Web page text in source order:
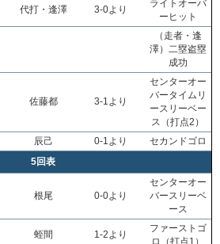
代打・逢澤 3-0より
ライトオーバ
ーヒット
（走者・逢
澤）二塁盗塁
成功
佐藤都 3-1より
センターオー
バータイムリ
ースリーベー
ス（打点2）
辰己 0-1より
セカンドゴロ
5回表
根尾 0-0より
センターオー
バースリーベ
ース
蛭間 1-2より
ファーストゴ
ロ（打点1）